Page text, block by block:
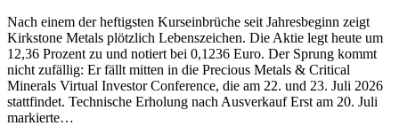
Nach einem der heftigsten Kurseinbrüche seit Jahresbeginn zeigt
Kirkstone Metals plötzlich Lebenszeichen. Die Aktie legt heute um
12,36 Prozent zu und notiert bei 0,1236 Euro. Der Sprung kommt
nicht zufällig: Er fällt mitten in die Precious Metals & Critical
Minerals Virtual Investor Conference, die am 22. und 23. Juli 2026
stattfindet. Technische Erholung nach Ausverkauf Erst am 20. Juli
markierte…